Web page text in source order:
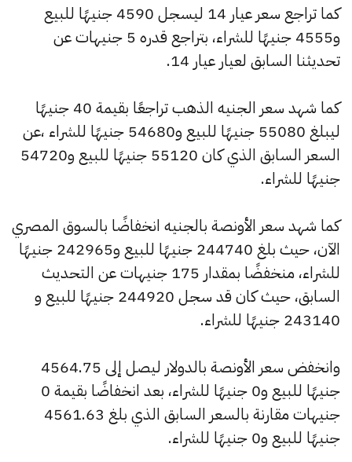
كما تراجع سعر عيار 14 ليسجل 4590 جنيهًا للبيع
و4555 جنيهًا للشراء، بتراجع قدره 5 جنيهات عن
تحديثنا السابق لعيار عيار 14.
كما شهد سعر الجنيه الذهب تراجعًا بقيمة 40 جنيهًا
ليبلغ 55080 جنيهًا للبيع و54680 جنيهًا للشراء ،عن
السعر السابق الذي كان 55120 جنيهًا للبيع و54720
جنيهًا للشراء.
كما شهد سعر الأونصة بالجنيه انخفاضًا بالسوق المصري
الآن، حيث بلغ 244740 جنيهًا للبيع و242965 جنيهًا
للشراء، منخفضًا بمقدار 175 جنيهات عن التحديث
السابق، حيث كان قد سجل 244920 جنيهًا للبيع و
243140 جنيهًا للشراء.
وانخفض سعر الأونصة بالدولار ليصل إلى 4564.75
جنيهًا للبيع و0 جنيهًا للشراء، بعد انخفاضًا بقيمة 0
جنيهات مقارنة بالسعر السابق الذي بلغ 4561.63
جنيهًا للبيع و0 جنيهًا للشراء.